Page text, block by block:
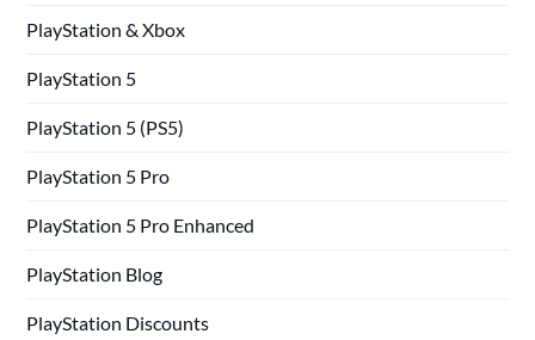
PlayStation & Xbox
PlayStation 5
PlayStation 5 (PS5)
PlayStation 5 Pro
PlayStation 5 Pro Enhanced
PlayStation Blog
PlayStation Discounts